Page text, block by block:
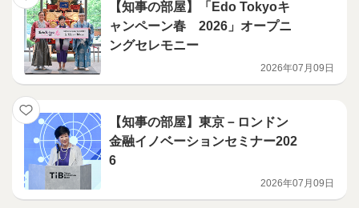
【知事の部屋】「Edo Tokyoキ
ャンペーン春 2026」オープニ
ングセレモニー
2026年07月09日
【知事の部屋】東京－ロンドン
金融イノベーションセミナー202
6
2026年07月09日